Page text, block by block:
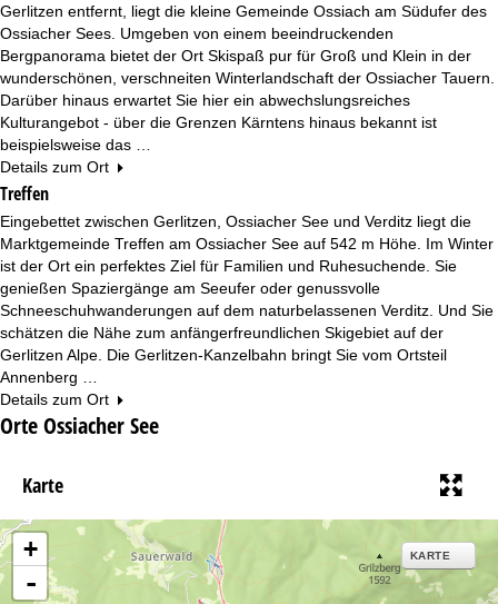
Gerlitzen entfernt, liegt die kleine Gemeinde Ossiach am Südufer des
Ossiacher Sees. Umgeben von einem beeindruckenden
Bergpanorama bietet der Ort Skispaß pur für Groß und Klein in der
wunderschönen, verschneiten Winterlandschaft der Ossiacher Tauern.
Darüber hinaus erwartet Sie hier ein abwechslungsreiches
Kulturangebot - über die Grenzen Kärntens hinaus bekannt ist
beispielsweise das …
Details zum Ort
Treffen
Eingebettet zwischen Gerlitzen, Ossiacher See und Verditz liegt die
Marktgemeinde Treffen am Ossiacher See auf 542 m Höhe. Im Winter
ist der Ort ein perfektes Ziel für Familien und Ruhesuchende. Sie
genießen Spaziergänge am Seeufer oder genussvolle
Schneeschuhwanderungen auf dem naturbelassenen Verditz. Und Sie
schätzen die Nähe zum anfängerfreundlichen Skigebiet auf der
Gerlitzen Alpe. Die Gerlitzen-Kanzelbahn bringt Sie vom Ortsteil
Annenberg …
Details zum Ort
Orte Ossiacher See
Karte
+
-
KARTE